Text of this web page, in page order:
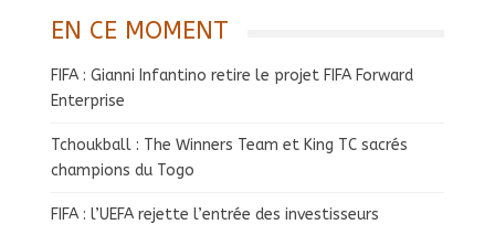
EN CE MOMENT
FIFA : Gianni Infantino retire le projet FIFA Forward
Enterprise
Tchoukball : The Winners Team et King TC sacrés
champions du Togo
FIFA : l’UEFA rejette l’entrée des investisseurs